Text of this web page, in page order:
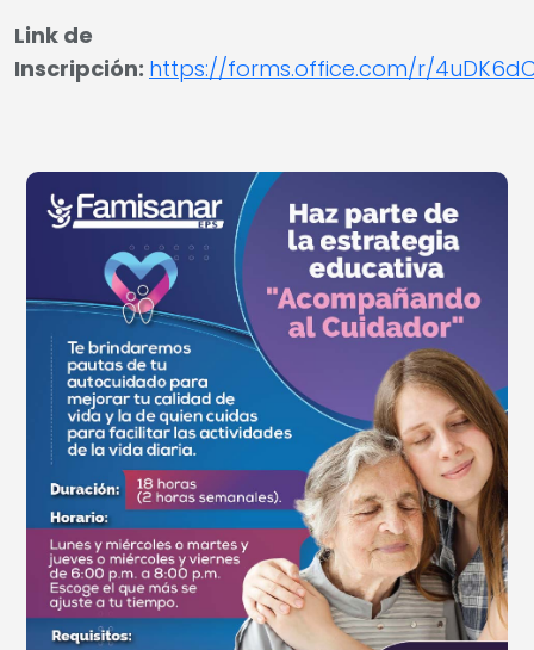
Link de
Inscripción: https://forms.office.com/r/